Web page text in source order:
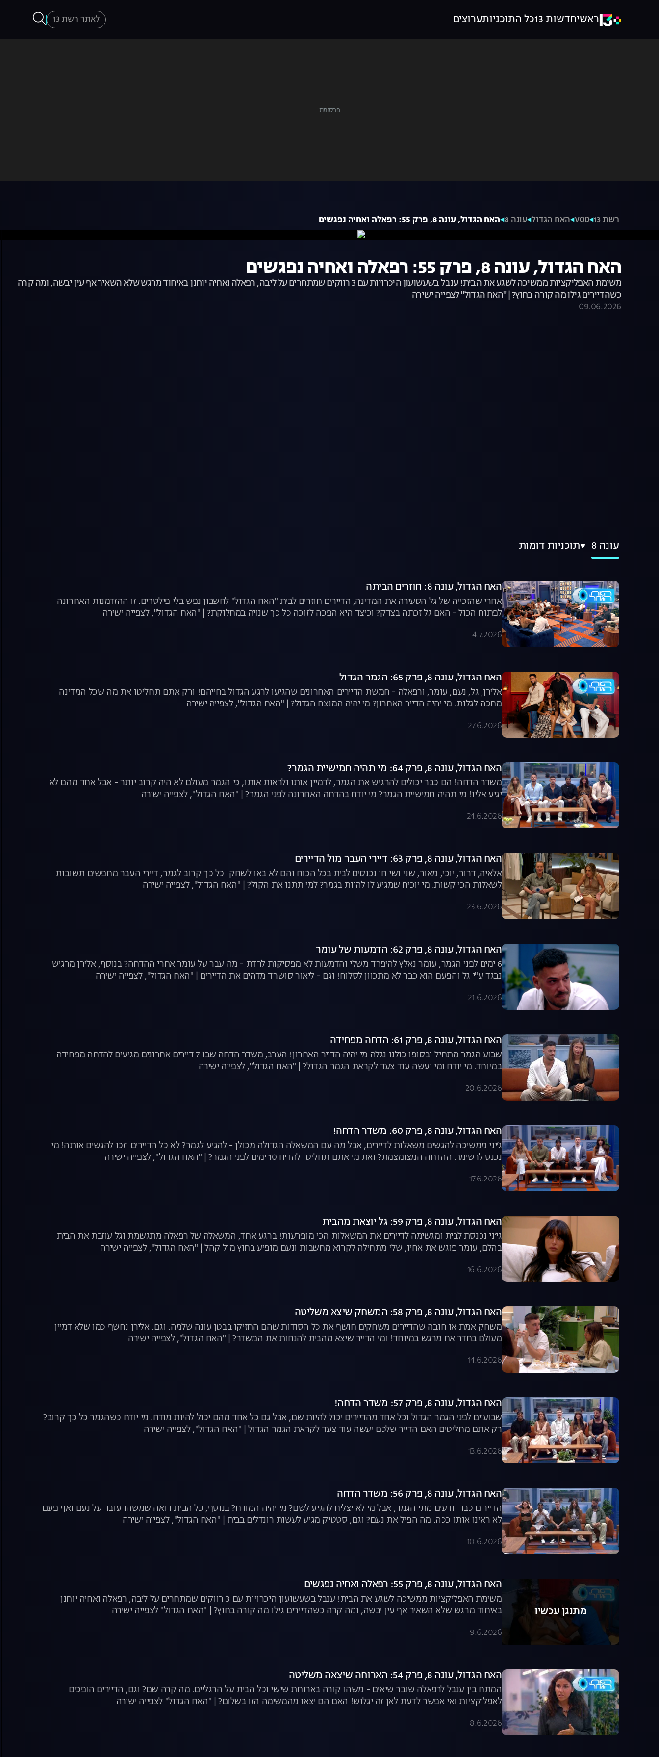
ראשיחדשות 13 כל התוכניותערוצים לאתר רשת 13
רשת 13 VOD האח הגדול עונה 8 האח הגדול, עונה 8, פרק 55: רפאלה ואחיה נפגשים
האח הגדול, עונה 8, פרק 55: רפאלה ואחיה נפגשים
משימת האפליקציות ממשיכה לשגע את הבית! ענבל בשעשועון היכרויות עם 3 רווקים שמתחרים על ליבה, רפאלה ואחיה יוחנן באיחוד מרגש שלא השאיר אף עין יבשה, ומה קרה
כשהדיירים גילו מה קורה בחוץ? | "האח הגדול" לצפייה ישירה
09.06.2026
עונה 8 תוכניות דומות
האח הגדול, עונה 8: חוזרים הביתה
אחרי שהזכייה של גל הסעירה את המדינה, הדיירים חוזרים לבית "האח הגדול" לחשבון נפש בלי פילטרים. זו ההזדמנות האחרונה
לפתוח הכול - האם גל זכתה בצדק? וכיצד היא הפכה לזוכה כל כך שנויה במחלוקת? | "האח הגדול", לצפייה ישירה
4.7.2026
האח הגדול, עונה 8, פרק 65: הגמר הגדול
אלירן, גל, נעם, עומר, ורפאלה - חמשת הדיירים האחרונים שהגיעו לרגע הגדול בחייהם! ורק אתם תחליטו את מה שכל המדינה
מחכה לגלות: מי יהיה הדייר האחרון? מי יהיה המנצח הגדול? | "האח הגדול", לצפייה ישירה
27.6.2026
האח הגדול, עונה 8, פרק 64: מי תהיה חמישיית הגמר?
משדר הדחה! הם כבר יכולים להרגיש את הגמר, לדמיין אותו ולראות אותו, כי הגמר מעולם לא היה קרוב יותר - אבל אחד מהם לא
יגיע אליו! מי תהיה חמישיית הגמר? מי יודח בהדחה האחרונה לפני הגמר? | "האח הגדול", לצפייה ישירה
24.6.2026
האח הגדול, עונה 8, פרק 63: דיירי העבר מול הדיירים
אלאיה, דרור, יוכי, מאור, שני ושי חי נכנסים לבית בכל הכוח והם לא באו לשחק! כל כך קרוב לגמר, דיירי העבר מחפשים תשובות
לשאלות הכי קשות. מי יוכיח שמגיע לו להיות בגמר? למי תתנו את הקול? | "האח הגדול", לצפייה ישירה
23.6.2026
האח הגדול, עונה 8, פרק 62: הדמעות של עומר
6 ימים לפני הגמר, עומר נאלץ להיפרד משלי והדמעות לא מפסיקות לרדת - מה עבר על עומר אחרי ההדחה? בנוסף, אלירן מרגיש
נבגד ע"י גל והפעם הוא כבר לא מתכוון לסלוח! וגם - ליאור סושרד מדהים את הדיירים | "האח הגדול", לצפייה ישירה
21.6.2026
האח הגדול, עונה 8, פרק 61: הדחה מפחידה
שבוע הגמר מתחיל ובסופו כולנו נגלה מי יהיה הדייר האחרון! הערב, משדר הדחה שבו 7 דיירים אחרונים מגיעים להדחה מפחידה
במיוחד. מי יודח ומי יעשה עוד צעד לקראת הגמר הגדול? | "האח הגדול", לצפייה ישירה
20.6.2026
האח הגדול, עונה 8, פרק 60: משדר הדחה!
ג׳יני ממשיכה להגשים משאלות לדיירים, אבל מה עם המשאלה הגדולה מכולן - להגיע לגמר? לא כל הדיירים יזכו להגשים אותה! מי
נכנס לרשימת ההדחה המצומצמת? ואת מי אתם תחליטו להדיח 10 ימים לפני הגמר? | "האח הגדול", לצפייה ישירה
17.6.2026
האח הגדול, עונה 8, פרק 59: גל יוצאת מהבית
גי׳ני נכנסת לבית ומגשימה לדיירים את המשאלות הכי מופרעות! ברגע אחד, המשאלה של רפאלה מתגשמת וגל עוזבת את הבית
בהלם, עומר פוגש את אחיו, שלי מתחילה לקרוא מחשבות ונעם מופיע בחוץ מול קהל | "האח הגדול", לצפייה ישירה
16.6.2026
האח הגדול, עונה 8, פרק 58: המשחק שיצא משליטה
משחק אמת או חובה שהדיירים משחקים חושף את כל הסודות שהם החזיקו בבטן עונה שלמה. וגם, אלירן נחשף כמו שלא דמיין
מעולם בחדר אח מרגש במיוחד! ומי הדייר שיצא מהבית להנחות את המשדר? | "האח הגדול", לצפייה ישירה
14.6.2026
האח הגדול, עונה 8, פרק 57: משדר הדחה!
שבועיים לפני הגמר הגדול וכל אחד מהדיירים יכול להיות שם, אבל גם כל אחד מהם יכול להיות מודח. מי יודח כשהגמר כל כך קרוב?
רק אתם מחליטים האם הדייר שלכם יעשה עוד צעד לקראת הגמר הגדול | "האח הגדול", לצפייה ישירה
13.6.2026
האח הגדול, עונה 8, פרק 56: משדר הדחה
הדיירים כבר יודעים מתי הגמר, אבל מי לא יצליח להגיע לשם? מי יהיה המודח? בנוסף, כל הבית רואה שמשהו עובר על נעם ואף פעם
לא ראינו אותו ככה. מה הפיל את נעם? וגם, סטטיק מגיע לעשות רונדלים בבית | "האח הגדול", לצפייה ישירה
10.6.2026
מתנגן עכשיו
האח הגדול, עונה 8, פרק 55: רפאלה ואחיה נפגשים
משימת האפליקציות ממשיכה לשגע את הבית! ענבל בשעשועון היכרויות עם 3 רווקים שמתחרים על ליבה, רפאלה ואחיה יוחנן
באיחוד מרגש שלא השאיר אף עין יבשה, ומה קרה כשהדיירים גילו מה קורה בחוץ? | "האח הגדול" לצפייה ישירה
9.6.2026
האח הגדול, עונה 8, פרק 54: הארוחה שיצאה משליטה
המתח בין ענבל לרפאלה שובר שיאים - משהו קורה בארוחת שישי וכל הבית על הרגליים. מה קרה שם? וגם, הדיירים הופכים
לאפליקציות ואי אפשר לדעת לאן זה יגלוש! האם הם יצאו מהמשימה הזו בשלום? | "האח הגדול" לצפייה ישירה
8.6.2026